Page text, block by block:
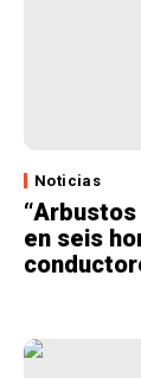
Noticias
en seis